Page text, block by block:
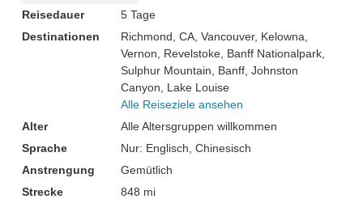
Reisedauer
5 Tage
Destinationen
Richmond, CA , Vancouver, Kelowna
Vernon , Revelstoke , Banff Nationalpark
Sulphur Mountain , Banff , Johnston
Canyon , Lake Louise
Alle Reiseziele ansehen
Alter
Alle Altersgruppen willkommen
Sprache
Nur: Englisch, Chinesisch
Anstrengung
Gemütlich
Strecke
848 mi